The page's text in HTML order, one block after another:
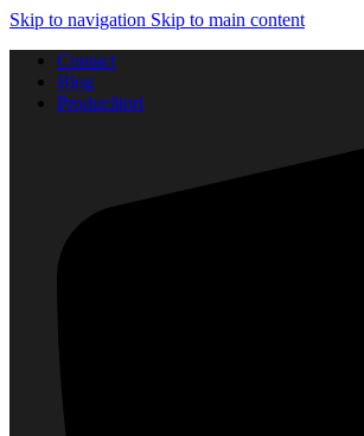
Skip to navigation Skip to main content
Contact
Blog
Producători